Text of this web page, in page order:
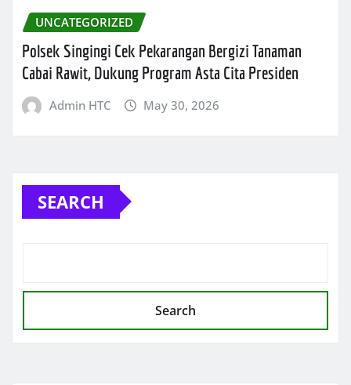
UNCATEGORIZED
Polsek Singingi Cek Pekarangan Bergizi Tanaman
Cabai Rawit, Dukung Program Asta Cita Presiden
Admin HTC May 30, 2026
SEARCH
Search